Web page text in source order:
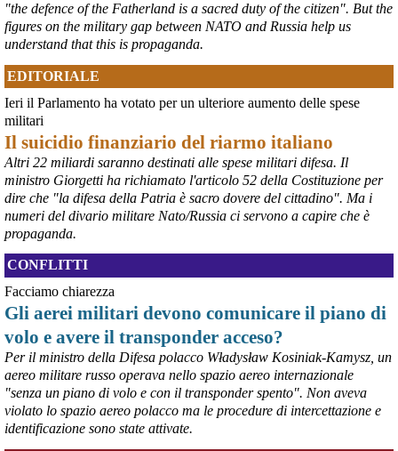
@peacelink
6/8/2026 21:36
giornalerossoblu.it/ex-ilva-sc
Nel tavolo convocato al Ministero delle Imprese e del Made in Italy,
il Governo ha annunciato l’intenzione di predisporre un
provvedimento straordinario per attenuare le conseguenze
economiche e sociali dello stop dell’area a caldo, invitando le
rappresentanze del territorio a presentare proposte operative.
#ILVA #Taranto
"the defence of the Fatherland is a sacred duty of the citizen". But the
figures on the military gap between NATO and Russia help us
understand that this is propaganda.
EDITORIALE
Ieri il Parlamento ha votato per un ulteriore aumento delle spese
militari
Il suicidio finanziario del riarmo italiano
Altri 22 miliardi saranno destinati alle spese militari difesa. Il
ministro Giorgetti ha richiamato l'articolo 52 della Costituzione per
dire che "la difesa della Patria è sacro dovere del cittadino". Ma i
numeri del divario militare Nato/Russia ci servono a capire che è
propaganda.
CONFLITTI
Facciamo chiarezza
Gli aerei militari devono comunicare il piano di
volo e avere il transponder acceso?
Per il ministro della Difesa polacco Władysław Kosiniak-Kamysz, un
aereo militare russo operava nello spazio aereo internazionale
"senza un piano di volo e con il transponder spento". Non aveva
violato lo spazio aereo polacco ma le procedure di intercettazione e
identificazione sono state attivate.